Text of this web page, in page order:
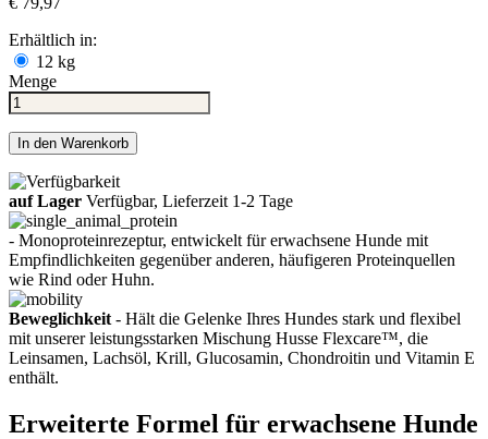
Erhältlich in:
12 kg
Menge
In den Warenkorb
auf Lager Verfügbar, Lieferzeit 1-2 Tage
- Monoproteinrezeptur, entwickelt für erwachsene Hunde mit
Empfindlichkeiten gegenüber anderen, häufigeren Proteinquellen
wie Rind oder Huhn.
Beweglichkeit - Hält die Gelenke Ihres Hundes stark und flexibel
mit unserer leistungsstarken Mischung Husse Flexcare™, die
Leinsamen, Lachsöl, Krill, Glucosamin, Chondroitin und Vitamin E
enthält.
Erweiterte Formel für erwachsene Hunde